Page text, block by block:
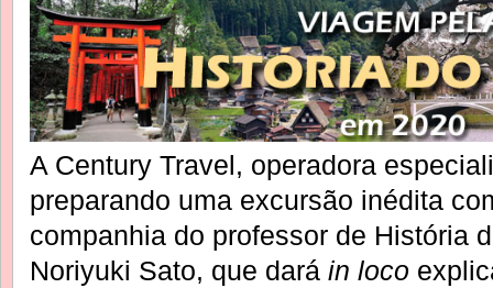
A Century Travel, operadora
preparando uma excursão inédita
companhia do professor de História
Noriyuki Sato, que dará in loco